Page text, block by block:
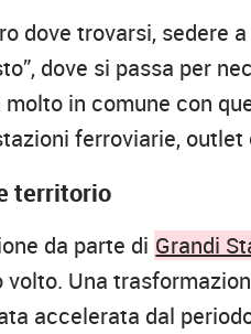
dove trovarsi, sedere
dove si passa per
in comune con
ferroviarie,
territorio
da parte di Grandi
volto. Una
accelerata dal